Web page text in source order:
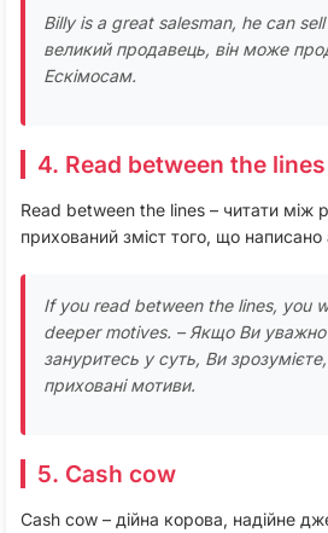
Billy is a great salesman, he can
великий продавець, він може
Ескімосам.
4. Read between the lines
Read between the lines – читати між
прихований зміст того, що написано
If you read between the lines, you
deeper motives. – Якщо Ви уважно
зануритесь у суть, Ви
приховані мотиви.
5. Cash cow
Cash cow – дійна корова, надійне